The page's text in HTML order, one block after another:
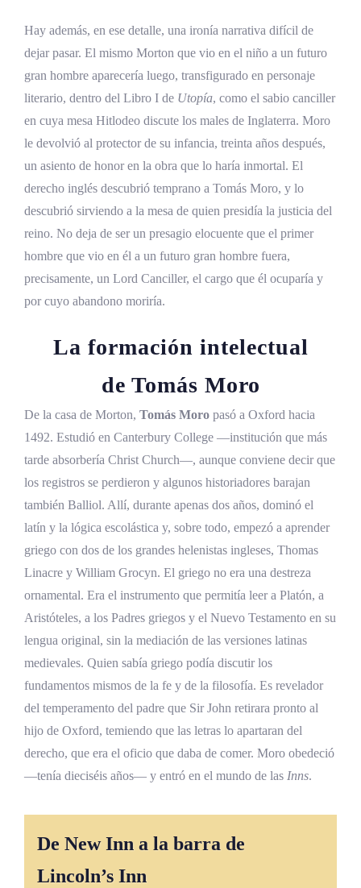
Hay además, en ese detalle, una ironía narrativa difícil de
dejar pasar. El mismo Morton que vio en el niño a un futuro
gran hombre aparecería luego, transfigurado en personaje
literario, dentro del Libro I de Utopía, como el sabio canciller
en cuya mesa Hitlodeo discute los males de Inglaterra. Moro
le devolvió al protector de su infancia, treinta años después,
un asiento de honor en la obra que lo haría inmortal. El
derecho inglés descubrió temprano a Tomás Moro, y lo
descubrió sirviendo a la mesa de quien presidía la justicia del
reino. No deja de ser un presagio elocuente que el primer
hombre que vio en él a un futuro gran hombre fuera,
precisamente, un Lord Canciller, el cargo que él ocuparía y
por cuyo abandono moriría.
La formación intelectual
de Tomás Moro
De la casa de Morton, Tomás Moro pasó a Oxford hacia
1492. Estudió en Canterbury College —institución que más
tarde absorbería Christ Church—, aunque conviene decir que
los registros se perdieron y algunos historiadores barajan
también Balliol. Allí, durante apenas dos años, dominó el
latín y la lógica escolástica y, sobre todo, empezó a aprender
griego con dos de los grandes helenistas ingleses, Thomas
Linacre y William Grocyn. El griego no era una destreza
ornamental. Era el instrumento que permitía leer a Platón, a
Aristóteles, a los Padres griegos y el Nuevo Testamento en su
lengua original, sin la mediación de las versiones latinas
medievales. Quien sabía griego podía discutir los
fundamentos mismos de la fe y de la filosofía. Es revelador
del temperamento del padre que Sir John retirara pronto al
hijo de Oxford, temiendo que las letras lo apartaran del
derecho, que era el oficio que daba de comer. Moro obedeció
—tenía dieciséis años— y entró en el mundo de las Inns.
De New Inn a la barra de
Lincoln’s Inn